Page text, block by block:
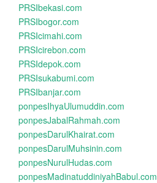
PRSIbekasi.com
PRSIbogor.com
PRSIcimahi.com
PRSIcirebon.com
PRSIdepok.com
PRSIsukabumi.com
PRSIbanjar.com
ponpesIhyaUlumuddin.com
ponpesJabalRahmah.com
ponpesDarulKhairat.com
ponpesDarulMuhsinin.com
ponpesNurulHudas.com
ponpesMadinatuddiniyahBabul.com